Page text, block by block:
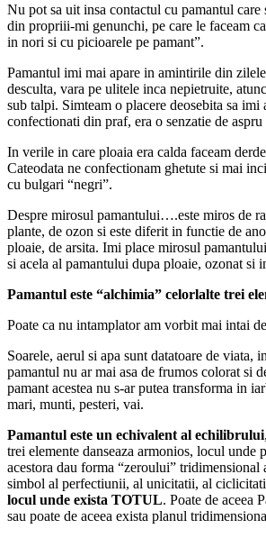
Nu pot sa uit insa contactul cu pamantul care
din propriii-mi genunchi, pe care le faceam
in nori si cu picioarele pe pamant”.
Pamantul imi mai apare in amintirile din
desculta, vara pe ulitele inca nepietruite,
sub talpi. Simteam o placere deosebita sa imi
confectionati din praf, era o senzatie de aspru
In verile in care ploaia era calda faceam
Cateodata ne confectionam ghetute si mai
cu bulgari “negri”.
Despre mirosul pamantului….este miros de
plante, de ozon si este diferit in functie de
ploaie, de arsita. Imi place mirosul
si acela al pamantului dupa ploaie, ozonat si
Pamantul este “alchimia” celorlalte trei
Poate ca nu intamplator am vorbit mai intai
Soarele, aerul si apa sunt datatoare de viata,
pamantul nu ar mai asa de frumos colorat si
pamant acestea nu s-ar putea transforma in
mari, munti, pesteri, vai.
Pamantul este un echivalent al echilibrului
trei elemente danseaza armonios, locul unde
acestora dau forma “zeroului” tridimensional
simbol al perfectiunii, al unicitatii, al
locul unde exista TOTUL. Poate de aceea
sau poate de aceea exista planul